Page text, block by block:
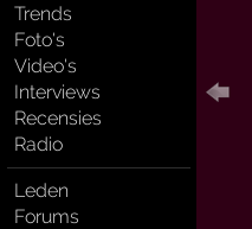
Trends
Foto's
Video's
Interviews
Recensies
Radio
Leden
Forums